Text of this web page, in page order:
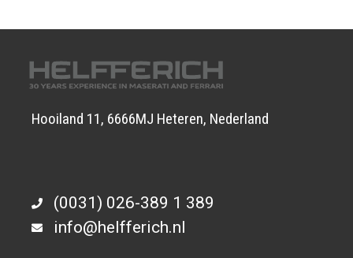
Hooiland 11, 6666MJ Heteren, Nederland
(0031) 026-389 1 389
info@helfferich.nl